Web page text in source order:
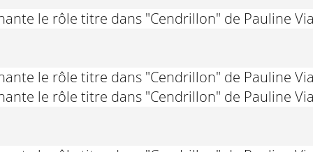
le rôle titre dans "Cendrillon" de Pauline
le rôle titre dans "Cendrillon" de Pauline
le rôle titre dans "Cendrillon" de Pauline